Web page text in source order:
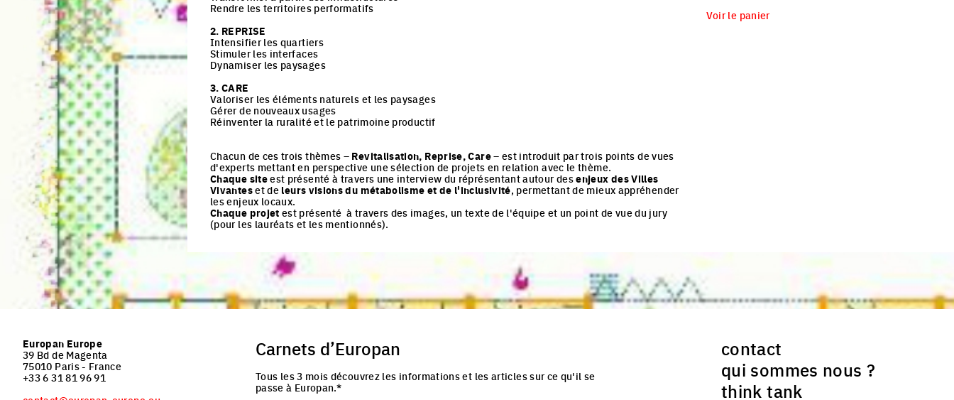
Rendre les territoires performatifs
2. REPRISE
Intensifier les quartiers
Stimuler les interfaces
Dynamiser les paysages
3. CARE
Valoriser les éléments naturels et les paysages
Gérer de nouveaux usages
Réinventer la ruralité et le patrimoine productif
Chacun de ces trois thèmes – Revitalisation, Reprise, Care– est introduit par trois points de vues
d'experts mettant en perspective une sélection de projets en relation avec le thème.
Chaque siteest présenté à travers une interview du réprésentant autour desenjeux des Villes
Vivanteset de leurs visions du métabolisme et de l'inclusivité, permettant de mieux appréhender
les enjeux locaux.
Chaque projet est présenté à travers des images, un texte de l'équipe et un point de vue du jury
(pour les lauréats et les mentionnés).
Voir le panier
Europan Europe
39 Bd de Magenta
75010 Paris - France
+33 6 31 81 96 91
Carnets d’Europan
Tous les 3 mois découvrez les informations et les articles sur ce qu'il se
passe à Europan.*
contact
qui sommes nous ?
think tank